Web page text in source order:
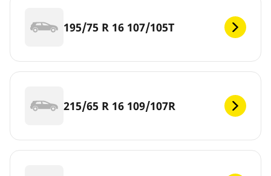
195/75 R 16 107/105T
215/65 R 16 109/107R